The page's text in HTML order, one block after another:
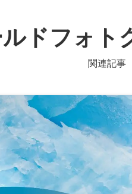
ドフォト
関連記事